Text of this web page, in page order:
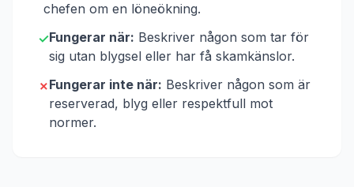
chefen om en löneökning.
✓Fungerar när: Beskriver någon som tar för
sig utan blygsel eller har få skamkänslor.
✗Fungerar inte när: Beskriver någon som är
reserverad, blyg eller respektfull mot
normer.